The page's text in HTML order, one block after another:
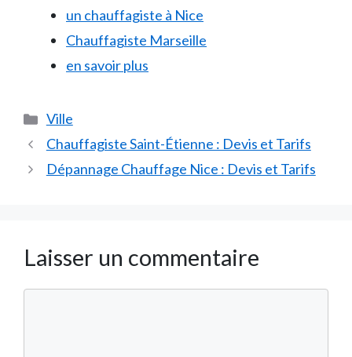
un chauffagiste à Nice
Chauffagiste Marseille
en savoir plus
Catégories
Ville
Chauffagiste Saint-Étienne : Devis et Tarifs
Dépannage Chauffage Nice : Devis et Tarifs
Laisser un commentaire